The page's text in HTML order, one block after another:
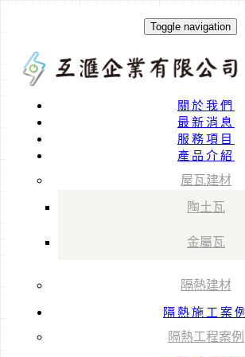
Toggle navigation
關於我們
最新消息
服務項目
產品介紹
屋瓦建材
陶土瓦
金屬瓦
隔熱建材
隔熱施工案例
隔熱工程案例